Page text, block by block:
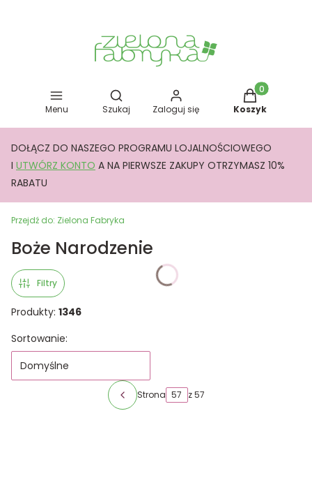
Menu
Otwórz wyszukiwarkę
Szukaj Zaloguj się
Produkty w
Koszyk
DOŁĄCZ DO NASZEGO PROGRAMU LOJALNOŚCIOWEGO
I UTWÓRZ KONTO A NA PIERWSZE ZAKUPY OTRZYMASZ 10%
RABATU
Przejdź do: Zielona Fabryka
Boże Narodzenie
Filtry
Produkty: 1346
Lista produktów
Sortowanie:
Domyślne
Poprzednie produkty
Strona z 57